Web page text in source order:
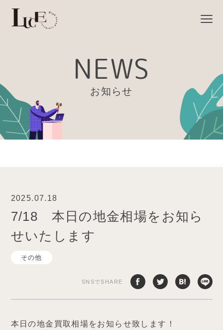
NEWS
お知らせ
2025.07.18
7/18 本日の地金相場をお知ら
せいたします
その他
SNSでSHARE
本日の地金買取相場をお知らせ致します！